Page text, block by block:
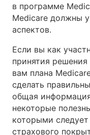
в программе
Medicare должны
аспектов.
Если вы как
принятия
вам плана
сделать
общая
некоторые
которыми
страхового